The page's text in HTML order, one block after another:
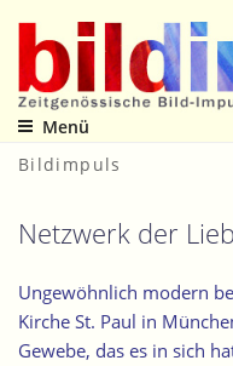
Inhalt
springen
Zeitgenössische Bild-Impulse
Menü
Bildimpuls
Netzwerk der
Ungewöhnlich modern
Kirche St. Paul in
Gewebe, das es in sich